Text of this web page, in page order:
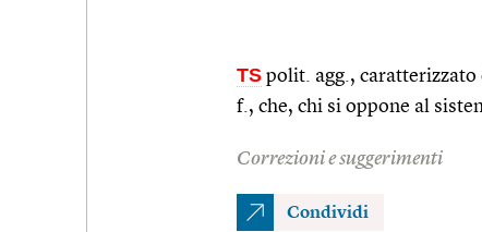
TS polit. agg.,
f., che, chi si oppone al
Correzioni e suggerimenti
Condividi